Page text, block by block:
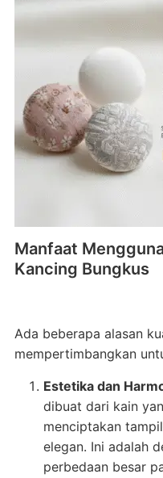
Manfaat
Kancing Bungkus
Ada beberapa alasan
mempertimbangkan
Estetika dan
dibuat dari kain
menciptakan
elegan. Ini adalah
perbedaan besar